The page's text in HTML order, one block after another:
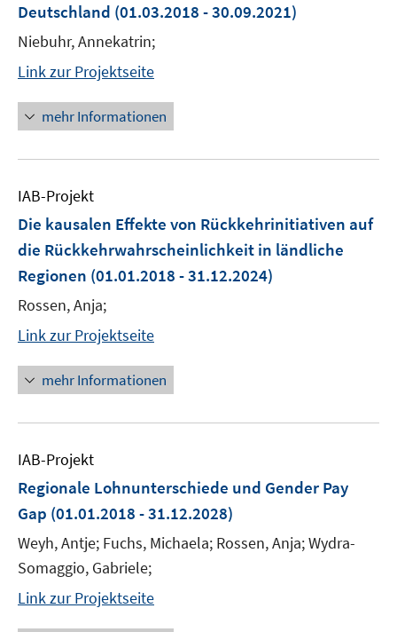
Deutschland (01.03.2018 - 30.09.2021)
Niebuhr, Annekatrin;
Link zur Projektseite
mehr Informationen
IAB-Projekt
Die kausalen Effekte von Rückkehrinitiativen auf
die Rückkehrwahrscheinlichkeit in ländliche
Regionen (01.01.2018 - 31.12.2024)
Rossen, Anja;
Link zur Projektseite
mehr Informationen
IAB-Projekt
Regionale Lohnunterschiede und Gender Pay
Gap (01.01.2018 - 31.12.2028)
Weyh, Antje; Fuchs, Michaela; Rossen, Anja; Wydra-
Somaggio, Gabriele;
Link zur Projektseite